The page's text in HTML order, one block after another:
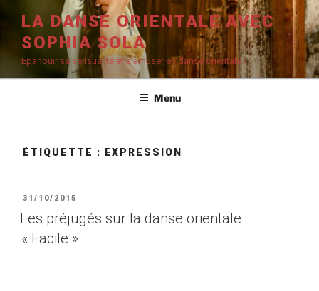
contenu
principal
LA DANSE ORIENTALE AVEC
SOPHIA SOLA
Epanouir sa sensualité et s'amuser en danse orientale
Menu
ÉTIQUETTE : EXPRESSION
PUBLIÉ
LE
31/10/2015
Les préjugés sur la danse orientale :
« Facile »